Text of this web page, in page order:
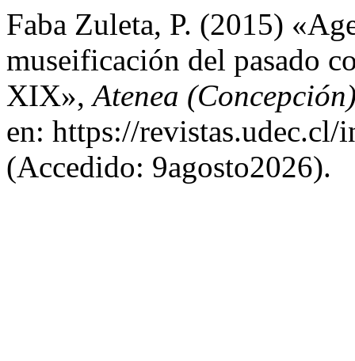
Faba Zuleta, P. (2015)
museificación del pasado
XIX»,Atenea
en: https://
(Accedido: 9agosto2026).